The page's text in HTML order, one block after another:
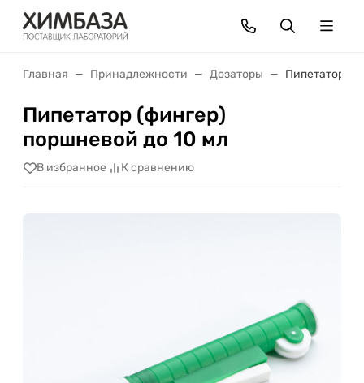
Главная Принадлежности Дозаторы Пипетатор
Пипетатор (фингер)
поршневой до 10 мл
В избранное К сравнению